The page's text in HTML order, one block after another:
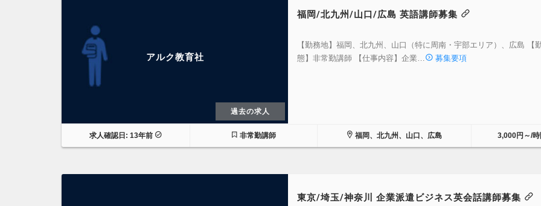
アルク教育社
過去の求人
福岡/北九州/山口/広島 英語講師募集
【勤務地】福岡、北九州、山口（特に周南・宇部エリア）、広島 【
態】非常勤講師 【仕事内容】企業…
募集要項
求人確認日: 13年前 非常勤講師 福岡、北九州、山口、広島 3,000円～/時
東京/埼玉/神奈川 企業派遣ビジネス英会話講師募集